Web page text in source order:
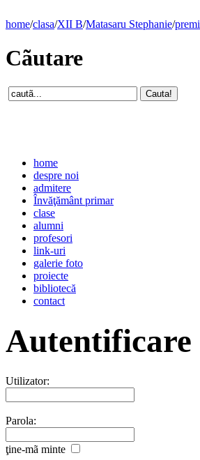
home/clasa/XII B/Matasaru Stephanie/
Cãutare
home
despre noi
admitere
Învăţământ primar
clase
alumni
profesori
link-uri
galerie foto
proiecte
bibliotecă
contact
Autentificare
Utilizator:
Parola:
ţine-mã minte